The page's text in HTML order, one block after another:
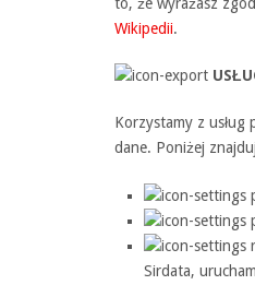
Wikipedii.
Korzystamy z
dane. Poniżej
Sirdata,